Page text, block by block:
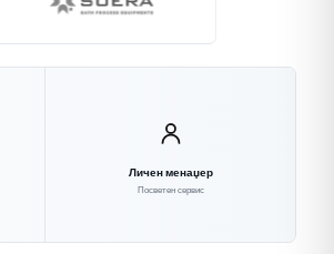
Личен менаџер
Посветен сервис